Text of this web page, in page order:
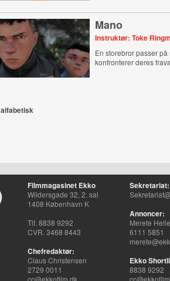
Mano
Instruktør: Toke
En storebror passer
konfronterer deres
alfabetisk
Filmmagasinet Ekko
Wildersgade 32, 2. sal
1408 København K
Tlf. 8838 9292
CVR. 3468 8443
Chefredaktør:
Claus Christensen
2729 0011
cc@ekkofilm.dk
Sekretariat:
Annoncer:
Merete
6111 5851
Ekko
8838 9292